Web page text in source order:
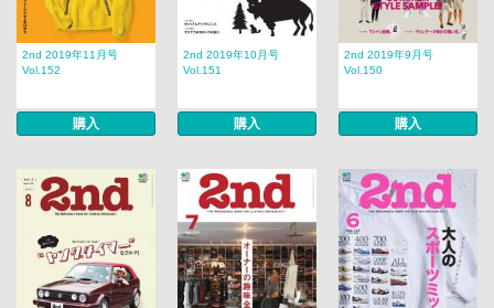
2nd 2019年11月号
Vol.152
購入
2nd 2019年10月号
Vol.151
購入
2nd 2019年9月号
Vol.150
購入